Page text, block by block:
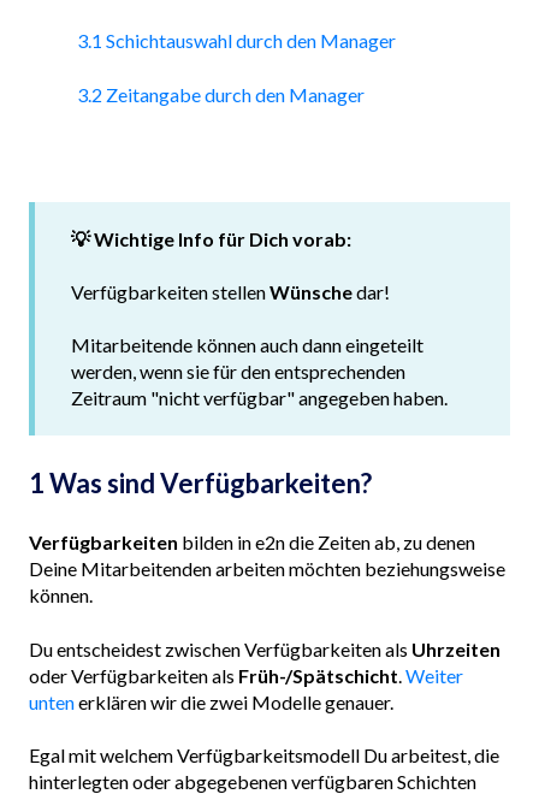
3.1 Schichtauswahl durch den Manager
3.2 Zeitangabe durch den Manager
💡 Wichtige Info für Dich vorab:
Verfügbarkeiten stellenWünschedar!
Mitarbeitende können auch dann eingeteilt
werden, wenn sie für den entsprechenden
Zeitraum "nicht verfügbar" angegeben haben.
1 Was sind Verfügbarkeiten?
Verfügbarkeiten bilden in e2n die Zeiten ab, zu denen
Deine Mitarbeitenden arbeiten möchten beziehungsweise
können.
Du entscheidest zwischen Verfügbarkeiten als Uhrzeiten
oder Verfügbarkeiten als Früh-/Spätschicht Weiter
untenerklären wir die zwei Modelle genauer.
Egal mit welchem Verfügbarkeitsmodell Du arbeitest, die
hinterlegten oder abgegebenen verfügbaren Schichten